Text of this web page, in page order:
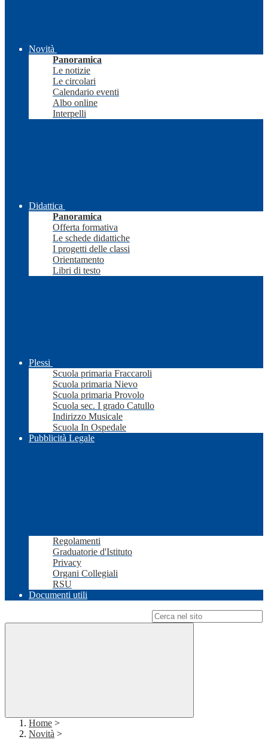
Novità
Panoramica
Le notizie
Le circolari
Calendario eventi
Albo online
Interpelli
Didattica
Panoramica
Offerta formativa
Le schede didattiche
I progetti delle classi
Orientamento
Libri di testo
Plessi
Scuola primaria Fraccaroli
Scuola primaria Nievo
Scuola primaria Provolo
Scuola sec. I grado Catullo
Indirizzo Musicale
Scuola In Ospedale
Pubblicità Legale
Regolamenti
Graduatorie d'Istituto
Privacy
Organi Collegiali
RSU
Documenti utili
Home >
Novità >